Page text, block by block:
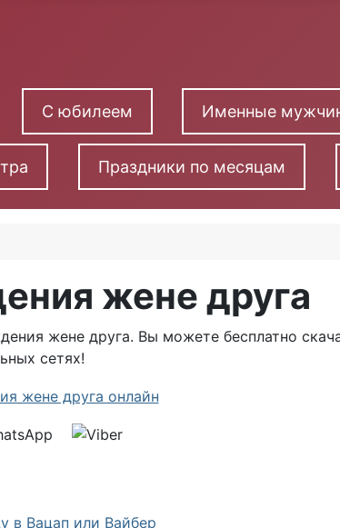
С юбилеем Именные
Праздники по месяцам
жене друга
жене друга. Вы можете бесплатно
сетях!